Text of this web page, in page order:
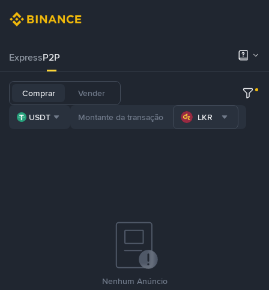
ExpressP2P
Comprar Vender
USDT LKR
Nenhum Anúncio